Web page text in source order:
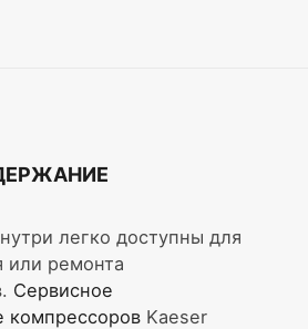
легко доступны для
или ремонта
Сервисное
компрессоров Kaeser